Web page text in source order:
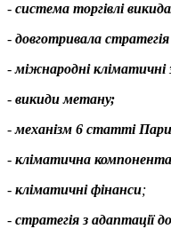
- система торгівлі
- довготривала стратегія
-міжнародні кліматичні
- викиди метану;
-механізм 6 статті
- кліматична компонента
- кліматичні фінанси;
- стратегія з адаптації